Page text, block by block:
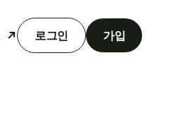
로그인 가입